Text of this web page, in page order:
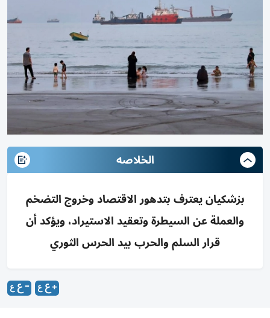
الخلاصه
بزشكيان يعترف بتدهور الاقتصاد وخروج التضخم
والعملة عن السيطرة وتعقيد الاستيراد، ويؤكد أن
قرار السلم والحرب بيد الحرس الثوري